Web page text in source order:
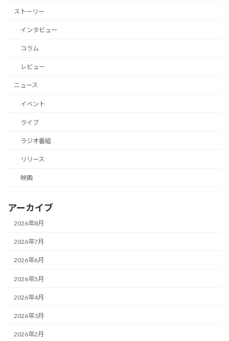
ストーリー
インタビュー
コラム
レビュー
ニュース
イベント
ライブ
ラジオ番組
リリース
映画
アーカイブ
2026年8月
2026年7月
2026年6月
2026年5月
2026年4月
2026年3月
2026年2月